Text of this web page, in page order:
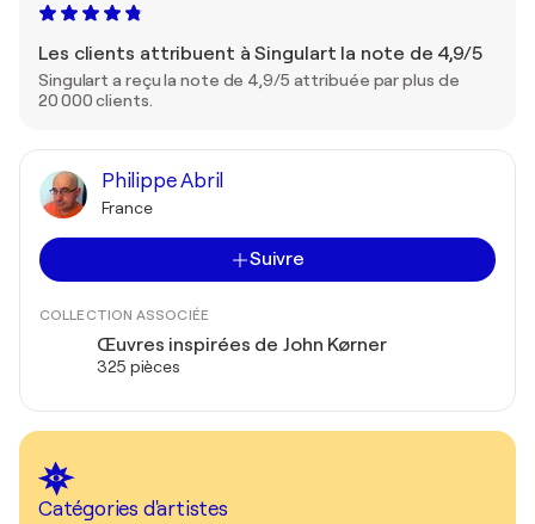
Les clients attribuent à Singulart la note de 4,9/5
Singulart a reçu la note de 4,9/5 attribuée par plus de
20 000 clients.
Philippe Abril
France
Suivre
COLLECTION ASSOCIÉE
Œuvres inspirées de John Kørner
325 pièces
Catégories d'artistes